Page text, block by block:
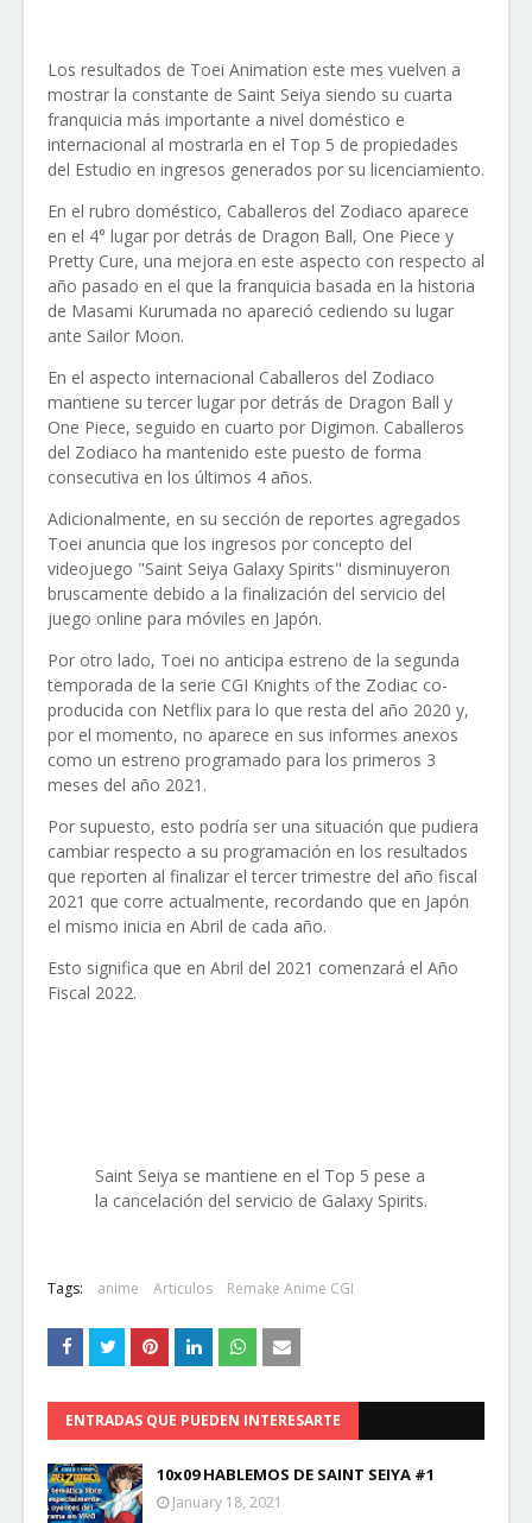
Los resultados de Toei Animation este mes vuelven a
mostrar la constante de Saint Seiya siendo su cuarta
franquicia más importante a nivel doméstico e
internacional al mostrarla en el Top 5 de propiedades
del Estudio en ingresos generados por su licenciamiento.
En el rubro doméstico, Caballeros del Zodiaco aparece
en el 4° lugar por detrás de Dragon Ball, One Piece y
Pretty Cure, una mejora en este aspecto con respecto al
año pasado en el que la franquicia basada en la historia
de Masami Kurumada no apareció cediendo su lugar
ante Sailor Moon.
En el aspecto internacional Caballeros del Zodiaco
mantiene su tercer lugar por detrás de Dragon Ball y
One Piece, seguido en cuarto por Digimon. Caballeros
del Zodiaco ha mantenido este puesto de forma
consecutiva en los últimos 4 años.
Adicionalmente, en su sección de reportes agregados
Toei anuncia que los ingresos por concepto del
videojuego "Saint Seiya Galaxy Spirits" disminuyeron
bruscamente debido a la finalización del servicio del
juego online para móviles en Japón.
Por otro lado, Toei no anticipa estreno de la segunda
temporada de la serie CGI Knights of the Zodiac co-
producida con Netflix para lo que resta del año 2020 y,
por el momento, no aparece en sus informes anexos
como un estreno programado para los primeros 3
meses del año 2021.
Por supuesto, esto podría ser una situación que pudiera
cambiar respecto a su programación en los resultados
que reporten al finalizar el tercer trimestre del año fiscal
2021 que corre actualmente, recordando que en Japón
el mismo inicia en Abril de cada año.
Esto significa que en Abril del 2021 comenzará el Año
Fiscal 2022.
Saint Seiya se mantiene en el Top 5 pese a
la cancelación del servicio de Galaxy Spirits.
Tags: anime Articulos Remake Anime CGI
ENTRADAS QUE PUEDEN INTERESARTE
10x09 HABLEMOS DE SAINT SEIYA #1
January 18, 2021